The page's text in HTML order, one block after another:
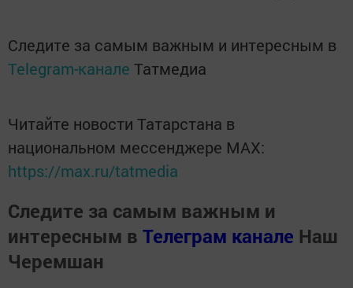
Следите за самым важным и интересным в
Telegram-канале Татмедиа
Читайте новости Татарстана в
национальном мессенджере MАХ:
https://max.ru/tatmedia
Следите за самым важным и
интересным в Телеграм канале Наш
Черемшан